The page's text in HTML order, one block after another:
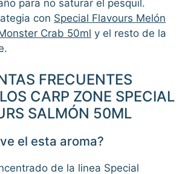
para no saturar el pesquil.
con Special Flavours Melón
Crab 50ml y el resto de la
FRECUENTES
CARP ZONE SPECIAL
SALMÓN 50ML
el esta aroma?
de la linea Special